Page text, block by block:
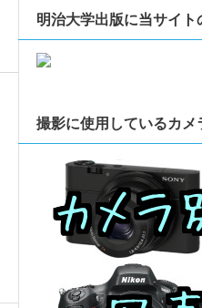
明治大学出版に当サイ
撮影に使用しているカメ